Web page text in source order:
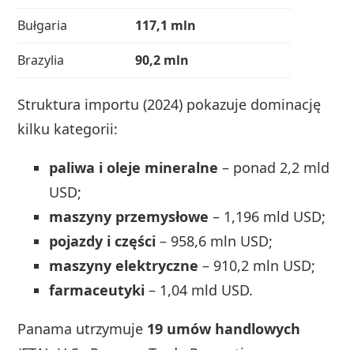
Bułgaria
117,1 mln
Brazylia
90,2 mln
Struktura importu (2024) pokazuje dominację
kilku kategorii:
paliwa i oleje mineralne – ponad 2,2 mld
USD;
maszyny przemysłowe – 1,196 mld USD;
pojazdy i części – 958,6 mln USD;
maszyny elektryczne – 910,2 mln USD;
farmaceutyki – 1,04 mld USD.
Panama utrzymuje 19 umów handlowych